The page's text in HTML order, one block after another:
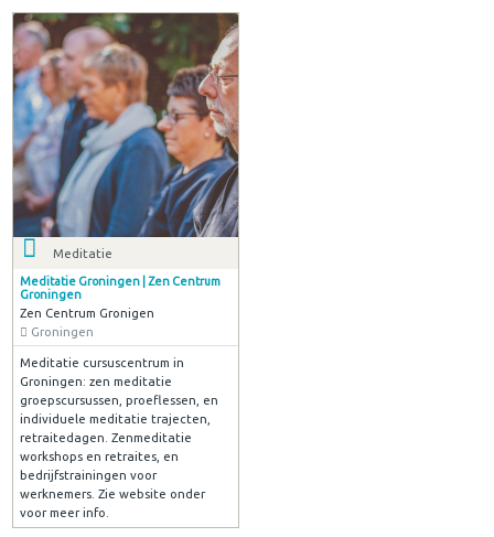
Meditatie
Meditatie Groningen | Zen Centrum
Groningen
Zen Centrum Gronigen
Groningen
Meditatie cursuscentrum in
Groningen: zen meditatie
groepscursussen, proeflessen, en
individuele meditatie trajecten,
retraitedagen. Zenmeditatie
workshops en retraites, en
bedrijfstrainingen voor
werknemers. Zie website onder
voor meer info.